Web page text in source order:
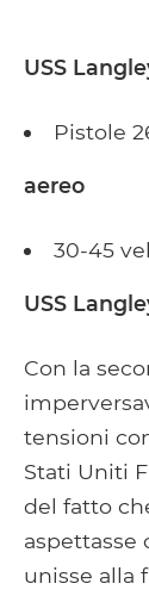
USS
Pistole
aereo
30-45
USS
Con la
tensioni
Stati Uniti
del fatto
aspettasse
unisse alla